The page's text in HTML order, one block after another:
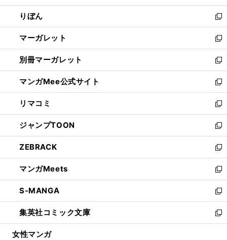
開
く
ウ
で
開
く
ン
ド
ウ
で
開
く
ウ
ィ
ン
ド
ウ
で
開
く
りぼん
新
し
い
ウ
ィ
ン
ド
ウ
で
開
く
マーガレット
新
し
い
ウ
ィ
ン
ド
ウ
で
開
く
別冊マーガレット
新
し
い
ウ
ィ
ン
ド
ウ
で
開
く
マンガMee公式サイト
新
し
い
ウ
ィ
ン
ド
ウ
で
開
く
リマコミ
新
し
い
ウ
ィ
ン
ド
ウ
で
開
く
ジャンプTOON
新
し
い
ウ
ィ
ン
ド
ウ
で
開
ZEBRACK
新
し
い
ウ
ィ
ン
ド
ウ
マンガMeets
新
し
い
ウ
ィ
ン
S-MANGA
新
し
い
ウ
集英社コミック文庫
新
し
女性マンガ